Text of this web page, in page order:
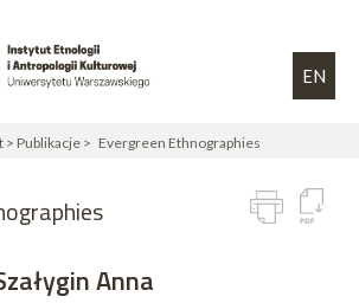
EN
> Publikacje > Evergreen Ethnographies
Anna